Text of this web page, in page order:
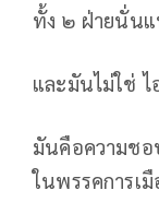
ทั้ง ๒ ฝ่ายนั่น
และมันไม่ใช่ ไ
มันคือความช
ในพรรคการเ